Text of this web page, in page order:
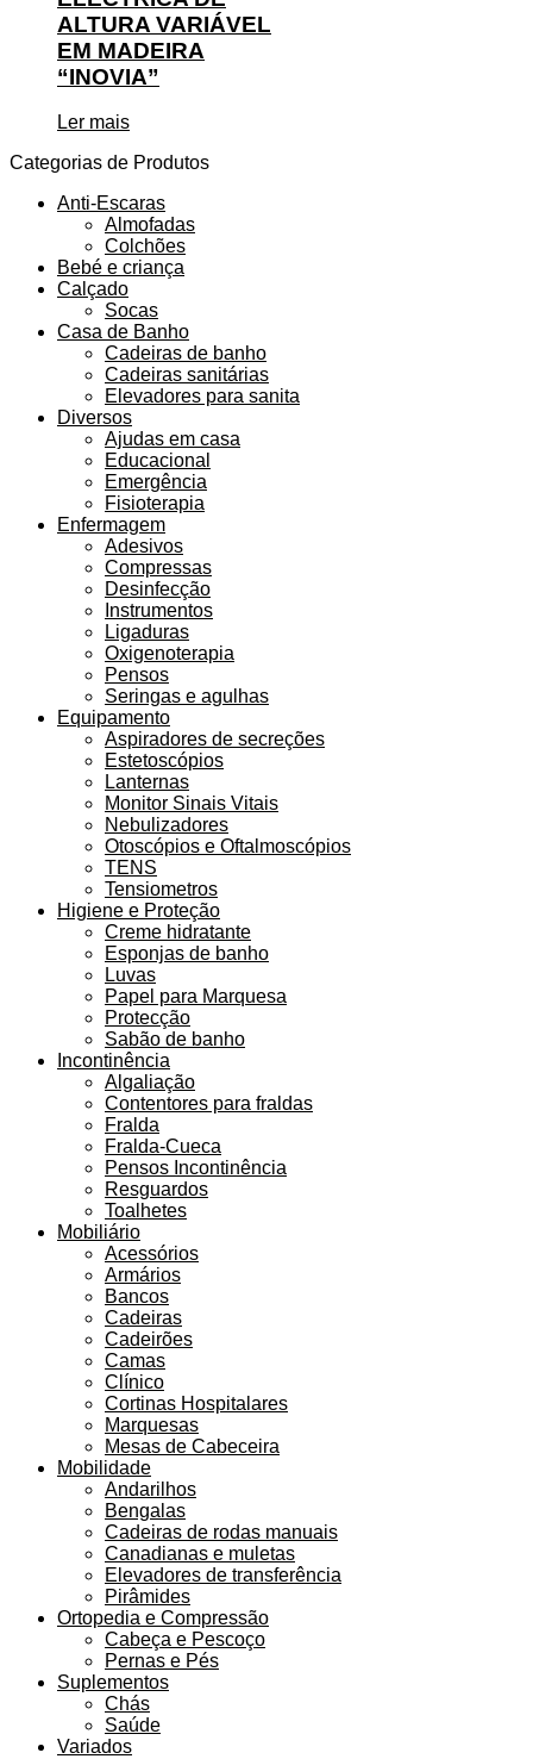
ALTURA VARIÁVEL
EM MADEIRA
“INOVIA”
Ler mais
Categorias de Produtos
Anti-Escaras
Almofadas
Colchões
Bebé e criança
Calçado
Socas
Casa de Banho
Cadeiras de banho
Cadeiras sanitárias
Elevadores para sanita
Diversos
Ajudas em casa
Educacional
Emergência
Fisioterapia
Enfermagem
Adesivos
Compressas
Desinfecção
Instrumentos
Ligaduras
Oxigenoterapia
Pensos
Seringas e agulhas
Equipamento
Aspiradores de secreções
Estetoscópios
Lanternas
Monitor Sinais Vitais
Nebulizadores
Otoscópios e Oftalmoscópios
TENS
Tensiometros
Higiene e Proteção
Creme hidratante
Esponjas de banho
Luvas
Papel para Marquesa
Protecção
Sabão de banho
Incontinência
Algaliação
Contentores para fraldas
Fralda
Fralda-Cueca
Pensos Incontinência
Resguardos
Toalhetes
Mobiliário
Acessórios
Armários
Bancos
Cadeiras
Cadeirões
Camas
Clínico
Cortinas Hospitalares
Marquesas
Mesas de Cabeceira
Mobilidade
Andarilhos
Bengalas
Cadeiras de rodas manuais
Canadianas e muletas
Elevadores de transferência
Pirâmides
Ortopedia e Compressão
Cabeça e Pescoço
Pernas e Pés
Suplementos
Chás
Saúde
Variados